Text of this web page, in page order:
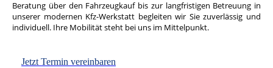
Beratung über den Fahrzeugkauf bis zur langfristigen Betreuung in
unserer modernen Kfz-Werkstatt begleiten wir Sie zuverlässig und
individuell. Ihre Mobilität steht bei uns im Mittelpunkt.
Jetzt Termin vereinbaren